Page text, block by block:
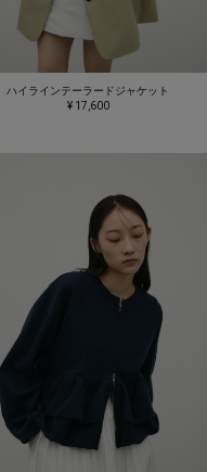
ハイラインテーラードジャケット
¥ 17,600